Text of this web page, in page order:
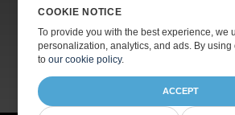
Websites
Über
COOKIE NOTICE
To provide you with the best experience, we
personalization, analytics, and ads. By using
toour cookie policy.
ACCEPT